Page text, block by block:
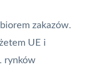
zakazów.
UE i
rynków